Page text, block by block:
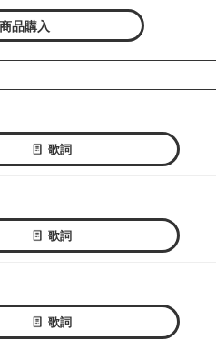
商品購入
歌詞
歌詞
歌詞